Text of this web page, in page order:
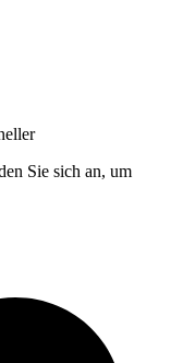
Sie sich an, um